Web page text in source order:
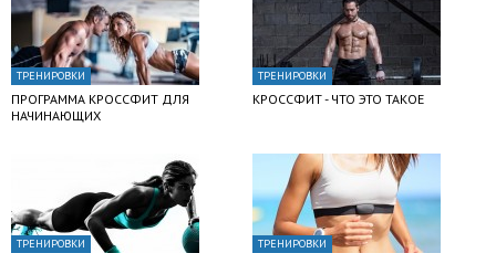
ТРЕНИРОВКИ
ПРОГРАММА КРОССФИТ ДЛЯ
НАЧИНАЮЩИХ
ТРЕНИРОВКИ
КРОССФИТ - ЧТО ЭТО ТАКОЕ
ТРЕНИРОВКИ ТРЕНИРОВКИ